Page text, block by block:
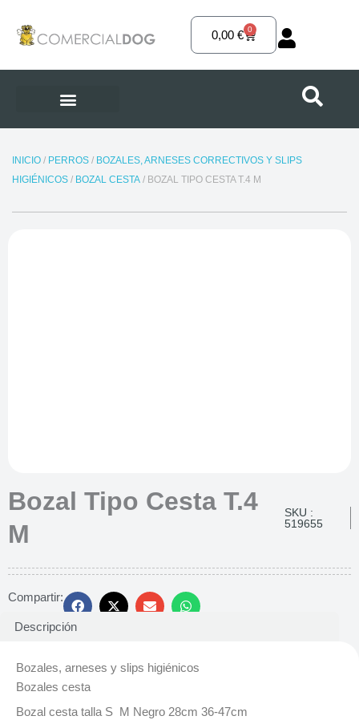
contenido
0,00€ 0
Carrito
INICIO/ PERROS/ BOZALES, ARNESES CORRECTIVOS Y SLIPS
HIGIÉNICOS/ BOZAL CESTA/ BOZAL TIPO CESTA T.4 M
Bozal Tipo Cesta T.4
M
SKU :
519655
Compartir:
Descripción
Bozales, arneses y slips higiénicos
Bozales cesta
Bozal cesta talla S M Negro 28cm 36-47cm